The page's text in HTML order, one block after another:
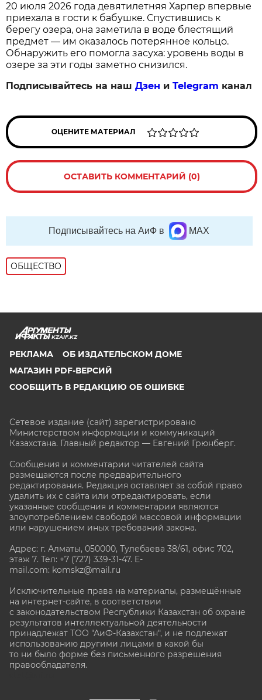
20 июля 2026 года девятилетняя Харпер впервые
приехала в гости к бабушке. Спустившись к
берегу озера, она заметила в воде блестящий
предмет — им оказалось потерянное кольцо.
Обнаружить его помогла засуха: уровень воды в
озере за эти годы заметно снизился.
Подписывайтесь на нашДзен иTelegram канал
ОЦЕНИТЕ МАТЕРИАЛ
ОСТАВИТЬ КОММЕНТАРИЙ (0)
Подписывайтесь на АиФ в MAX
ОБЩЕСТВО
KZAIF.KZ
РЕКЛАМА
ОБ ИЗДАТЕЛЬСКОМ ДОМЕ
МАГАЗИН PDF-ВЕРСИЙ
СООБЩИТЬ В РЕДАКЦИЮ ОБ ОШИБКЕ
Сетевое издание (сайт) зарегистрировано
Министерством информации и коммуникаций
Казахстана. Главный редактор — Евгений Грюнберг.
Сообщения и комментарии читателей сайта
размещаются после предварительного
редактирования. Редакция оставляет за собой право
удалить их с сайта или отредактировать, если
указанные сообщения и комментарии являются
злоупотреблением свободой массовой информации
или нарушением иных требований закона.
Адрес: г. Алматы, 050000, Тулебаева 38/61, офис 702,
этаж 7. Тел: +7 (727) 339-31-47. E-
mail.com: komskz@mail.ru
Исключительные права на материалы, размещённые
на интернет-сайте, в соответствии
с законодательством Республики Казахстан об охране
результатов интеллектуальной деятельности
принадлежат ТОО "АиФ-Казахстан", и не подлежат
использованию другими лицами в какой бы
то ни было форме без письменного разрешения
правообладателя.